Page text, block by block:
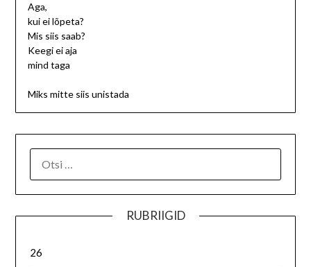
Aga,
kui ei lõpeta?
Mis siis saab?
Keegi ei aja
mind taga
Miks mitte siis unistada
RUBRIIGID
26